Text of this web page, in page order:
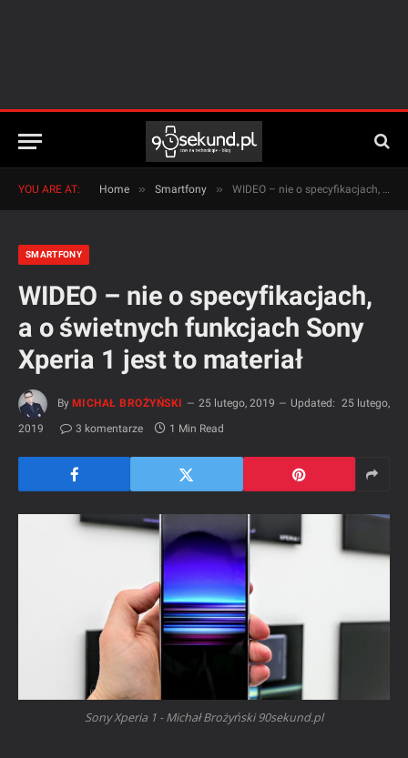
YOU ARE AT: Home » Smartfony » WIDEO – nie o specyfikacjach, a o świetnych funkcjach Sony Xperia 1 jest to materiał
SMARTFONY
WIDEO – nie o specyfikacjach,
a o świetnych funkcjach Sony
Xperia 1 jest to materiał
By MICHAŁ BROŻYŃSKI 25 lutego, 2019 Updated: 25 lutego,
2019
3 komentarze 1 Min Read
Sony Xperia 1 - Michał Brożyński 90sekund.pl